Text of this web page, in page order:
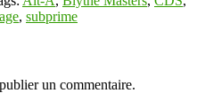
, subprime
un commentaire.